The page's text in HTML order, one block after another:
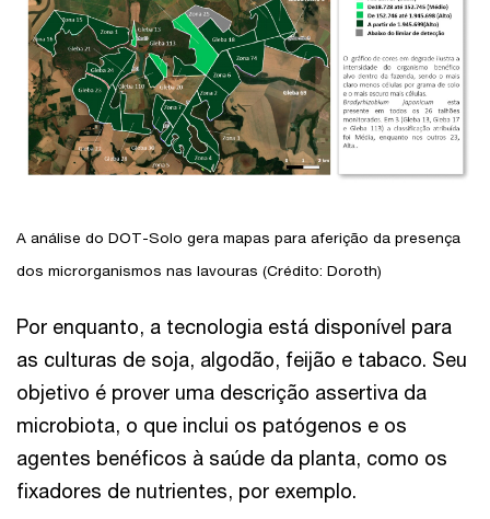
A análise do DOT-Solo gera mapas para aferição da presença
dos microrganismos nas lavouras (Crédito: Doroth)
Por enquanto, a tecnologia está disponível para
as culturas de soja, algodão, feijão e tabaco. Seu
objetivo é prover uma descrição assertiva da
microbiota, o que inclui os patógenos e os
agentes benéficos à saúde da planta, como os
fixadores de nutrientes, por exemplo.